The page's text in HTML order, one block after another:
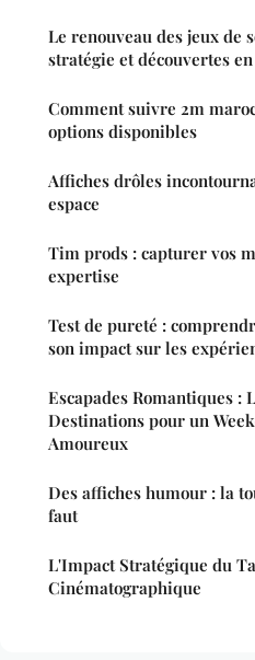
Le renouveau des jeux de
stratégie et découvertes
Comment suivre 2m
options disponibles
Affiches drôles
espace
Tim prods : capturer vos
expertise
Test de pureté :
son impact sur les
Escapades Romantiques :
Destinations pour un
Amoureux
Des affiches humour : la
faut
L'Impact Stratégique du
Cinématographique